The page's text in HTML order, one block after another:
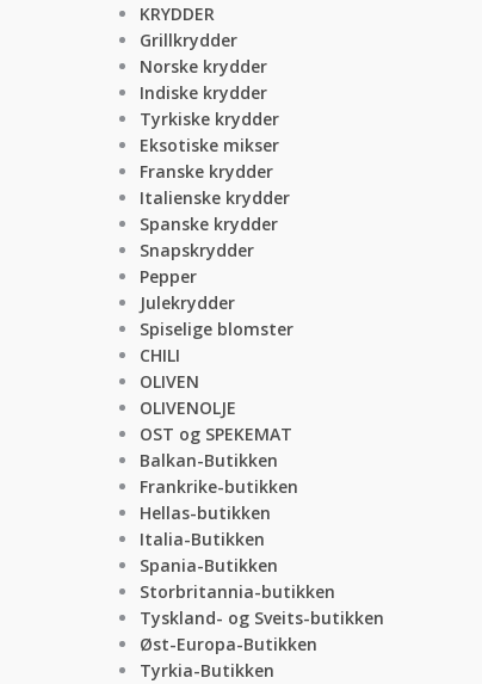
KRYDDER
Grillkrydder
Norske krydder
Indiske krydder
Tyrkiske krydder
Eksotiske mikser
Franske krydder
Italienske krydder
Spanske krydder
Snapskrydder
Pepper
Julekrydder
Spiselige blomster
CHILI
OLIVEN
OLIVENOLJE
OST og SPEKEMAT
Balkan-Butikken
Frankrike-butikken
Hellas-butikken
Italia-Butikken
Spania-Butikken
Storbritannia-butikken
Tyskland- og Sveits-butikken
Øst-Europa-Butikken
Tyrkia-Butikken